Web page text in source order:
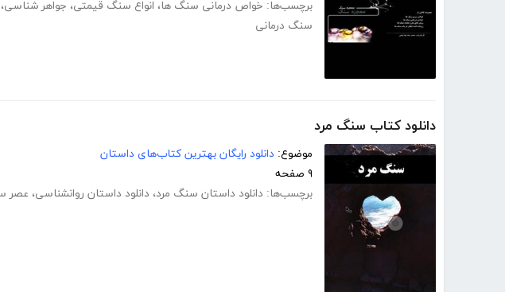
برچسب‌ها: خواص درمانی سنگ ها، انواع سنگ قیمتی، جواهر شناسی،
سنگ درمانی
دانلود کتاب سنگ مرد
موضوع: دانلود رایگان بهترین کتاب‌های داستان
۹ صفحه
برچسب‌ها: دانلود داستان سنگ مرد، دانلود داستان روانشناسی، عصر